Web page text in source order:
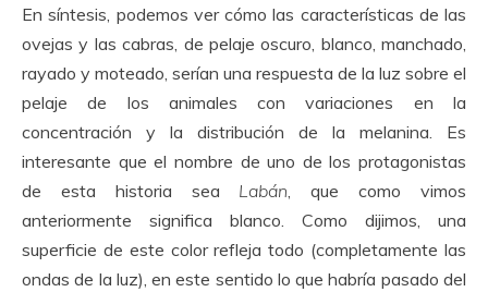
En síntesis, podemos ver cómo las características de las
ovejas y las cabras, de pelaje oscuro, blanco, manchado,
rayado y moteado, serían una respuesta de la luz sobre el
pelaje de los animales con variaciones en la
concentración y la distribución de la melanina. Es
interesante que el nombre de uno de los protagonistas
de esta historia sea Labán, que como vimos
anteriormente significa blanco. Como dijimos, una
superficie de este color refleja todo (completamente las
ondas de la luz), en este sentido lo que habría pasado del